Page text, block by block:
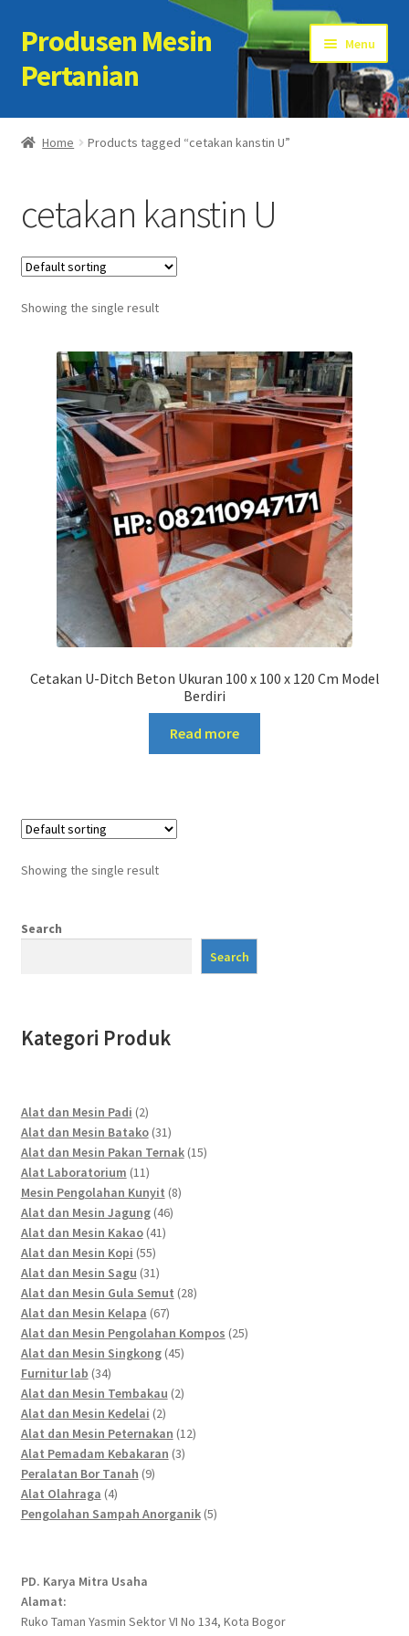
Skip
to
navigation
Skip
to
content
Produsen Mesin
Pertanian
Menu
Home
Cart
Checkout
Kontak Kami
My account
Sample Page
Home Products tagged “cetakan kanstin U”
cetakan kanstin U
Showing the single result
Cetakan U-Ditch Beton Ukuran 100 x 100 x 120 Cm Model
Berdiri
Read more
Showing the single result
Search
Search
Kategori Produk
Alat dan Mesin Padi 22
products
Alat dan Mesin Batako 3131
products
Alat dan Mesin Pakan Ternak 1515
Alat Laboratorium 1111
products
Mesin Pengolahan Kunyit 88
Alat dan Mesin Jagung 4646
Alat dan Mesin Kakao 4141
Alat dan Mesin Kopi 5555
products
Alat dan Mesin Sagu 3131
products
Alat dan Mesin Gula Semut 2828
Alat dan Mesin Kelapa 6767
products
Alat dan Mesin Pengolahan Kompos 2525
Alat dan Mesin Singkong 4545
Furnitur lab 3434
products
Alat dan Mesin Tembakau 22
Alat dan Mesin Kedelai 22
products
Alat dan Mesin Peternakan 1212
Alat Pemadam Kebakaran 33
Peralatan Bor Tanah 99
Alat Olahraga 44
products
Pengolahan Sampah Anorganik 55
PD. Karya Mitra Usaha
Alamat:
Ruko Taman Yasmin Sektor VI No 134, Kota Bogor